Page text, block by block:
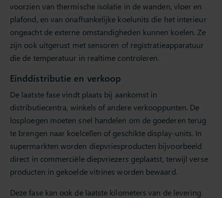
voorzien van thermische isolatie in de wanden, vloer en
plafond, en van onafhankelijke koelunits die het interieur
ongeacht de externe omstandigheden kunnen koelen. Ze
zijn ook uitgerust met sensoren of registratieapparatuur
die de temperatuur in realtime controleren.
Einddistributie en verkoop
De laatste fase vindt plaats bij aankomst in
distributiecentra, winkels of andere verkooppunten. De
losploegen moeten snel handelen om de goederen terug
te brengen naar koelcellen of geschikte display-units. In
supermarkten worden diepvriesproducten bijvoorbeeld
direct in commerciële diepvriezers geplaatst, terwijl verse
producten in gekoelde vitrines worden bewaard.
Deze fase kan ook de laatste kilometers van de levering